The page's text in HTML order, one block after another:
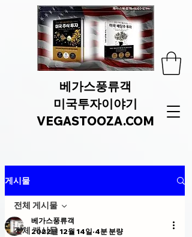
베가스풍류객
미국투자이야기
VEGASTOOZA.COM
게시물
전체 게시물
전체 게시물
베가스풍류객
2022년 12월 14일 4분 분량